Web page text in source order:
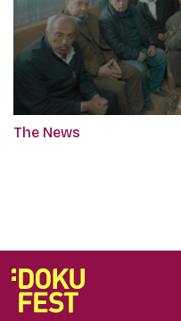
The News